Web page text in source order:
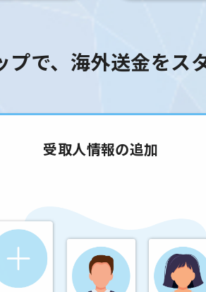
プで、海外送金をス
受取人情報の追加